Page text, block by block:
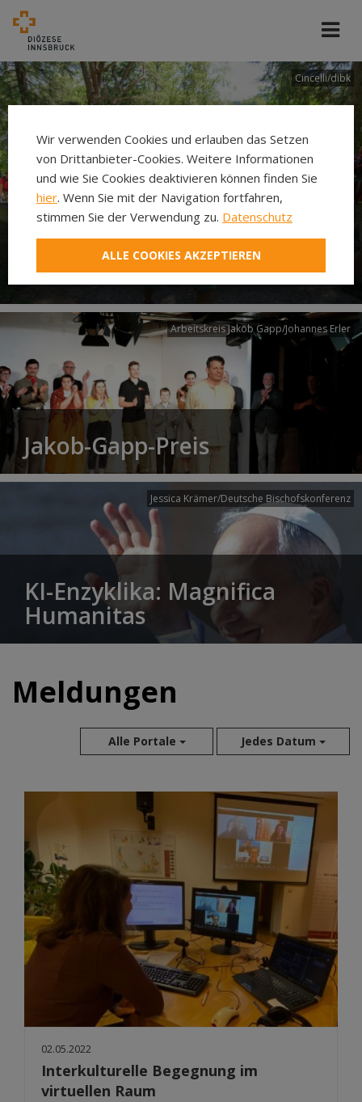
Cincelli/dibk
Neuer Pilgerweg Via
Laudato si’
Arbeitskreis Jakob Gapp/Johannes Erler
Jakob-Gapp-Preis
Jessica Krämer/Deutsche Bischofskonferenz
KI-Enzyklika: Magnifica
Humanitas
Meldungen
Alle Portale Jedes Datum
Aug 2026
Jul 2026
Jun 2026
Mai 2026
Apr 2026
Mär 2026
Feb 2026
Jan 2026
Dez 2025
Nov 2025
Okt 2025
Sep 2025
02.05.2022
Interkulturelle Begegnung im
virtuellen Raum
Wir verwenden Cookies und erlauben das Setzen
von Drittanbieter-Cookies. Weitere Informationen
und wie Sie Cookies deaktivieren können finden Sie
hier. Wenn Sie mit der Navigation fortfahren,
stimmen Sie der Verwendung zu. Datenschutz
ALLE COOKIES AKZEPTIEREN